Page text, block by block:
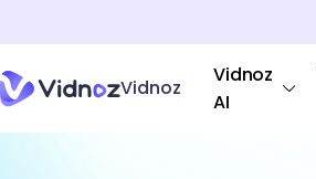
Vidnoz
Vidnoz
AI